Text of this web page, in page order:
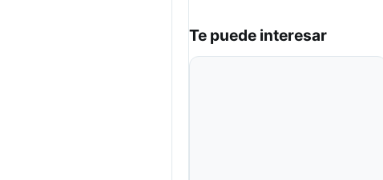
Te puede interesar